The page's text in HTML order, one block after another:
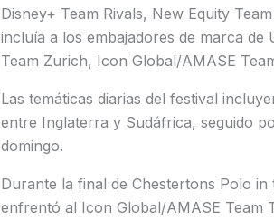
Disney+ Team Rivals, New Equity
incluía a los embajadores de marca
Team Zurich, Icon Global/AMASE
Las temáticas diarias del festival
entre Inglaterra y Sudáfrica, seguido
domingo.
Durante la final de Chestertons Polo in
enfrentó al Icon Global/AMASE Team